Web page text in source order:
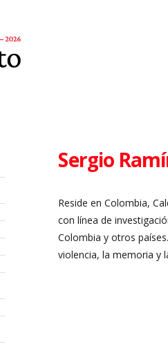
Sergio
Reside en Colombia,
con línea de
Colombia y otros
violencia, la memoria y